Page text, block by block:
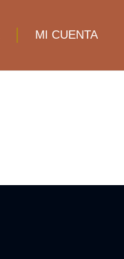
MI CUENTA